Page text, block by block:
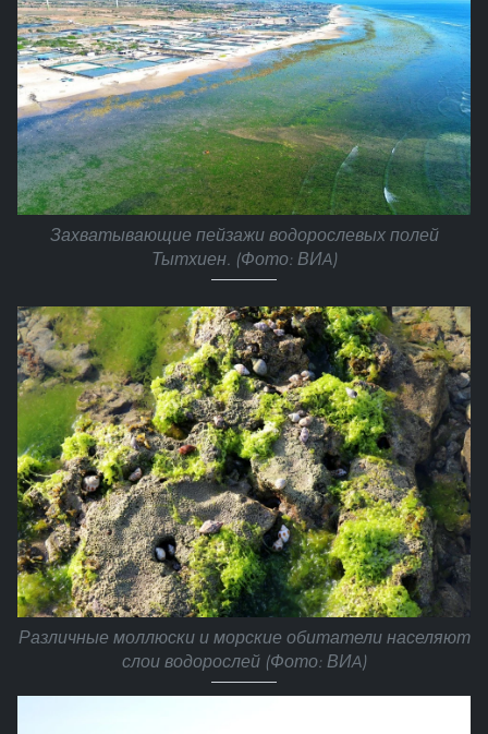
Захватывающие пейзажи водорослевых полей
Тытхиен. (Фото: ВИA)
Различные моллюски и морские обитатели населяют
слои водорослей (Фото: ВИA)